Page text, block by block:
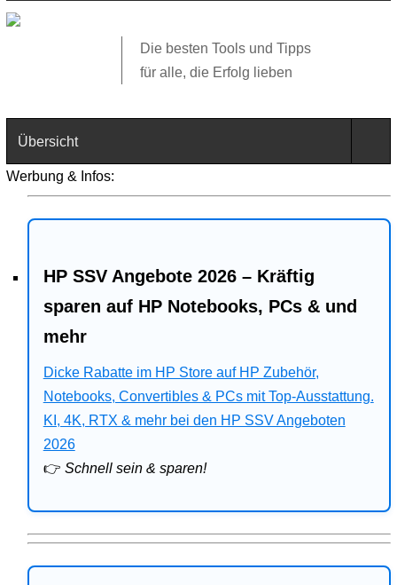
Die besten Tools und Tipps
für alle, die Erfolg lieben
Übersicht
Technik
Web
Business
Angebote
Bitdefender
Ratgeber
Werbung & Infos:
HP SSV Angebote 2026 – Kräftig
sparen auf HP Notebooks, PCs & und
mehr
Dicke Rabatte im HP Store auf HP Zubehör,
Notebooks, Convertibles & PCs mit Top-Ausstattung.
KI, 4K, RTX & mehr bei den HP SSV Angeboten
2026
👉 Schnell sein & sparen!